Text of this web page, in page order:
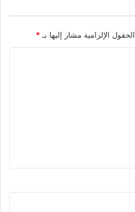
الحقول الإلزامية مشار إليها بـ *